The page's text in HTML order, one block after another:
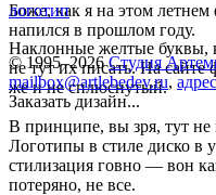
Боже, как я на этом летнем
напился в прошлом году.
Наклонные желтые буквы,
не тут их писать. На сайте
же и не сплюснутый.
В принципе, вы зря, тут не
Логотипы в стиле диско в
стилизация говно — вон
потеряно, не все.
логотип
© 1995–2026 Студия
mailbox@artlebedev.ru,
Заказать дизайн...